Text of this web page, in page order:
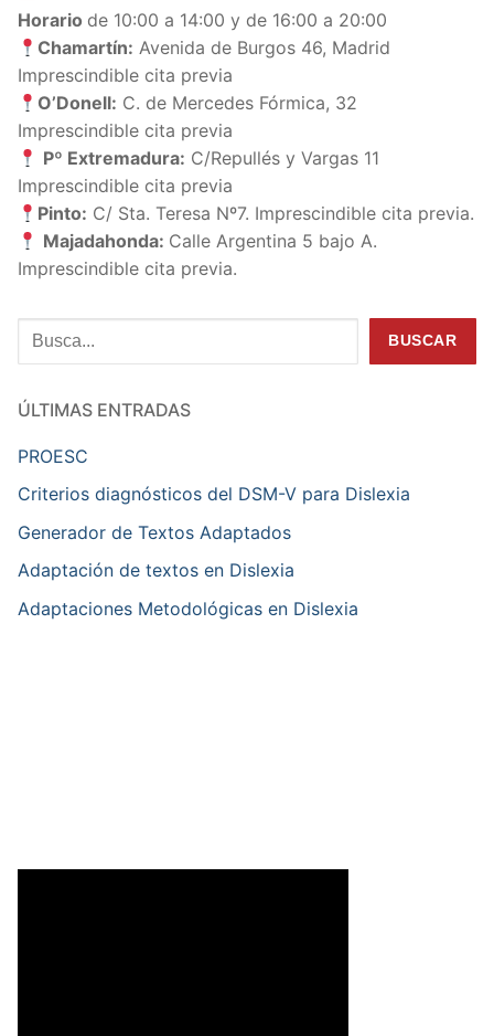
Horario de 10:00 a 14:00 y de 16:00 a 20:00
Chamartín: Avenida de Burgos 46, Madrid
Imprescindible cita previa
O’Donell: C. de Mercedes Fórmica, 32
Imprescindible cita previa
Pº Extremadura: C/Repullés y Vargas 11
Imprescindible cita previa
Pinto: C/ Sta. Teresa Nº7. Imprescindible cita previa.
Majadahonda: Calle Argentina 5 bajo A.
Imprescindible cita previa.
Buscar BUSCAR
ÚLTIMAS ENTRADAS
PROESC
Criterios diagnósticos del DSM-V para Dislexia
Generador de Textos Adaptados
Adaptación de textos en Dislexia
Adaptaciones Metodológicas en Dislexia